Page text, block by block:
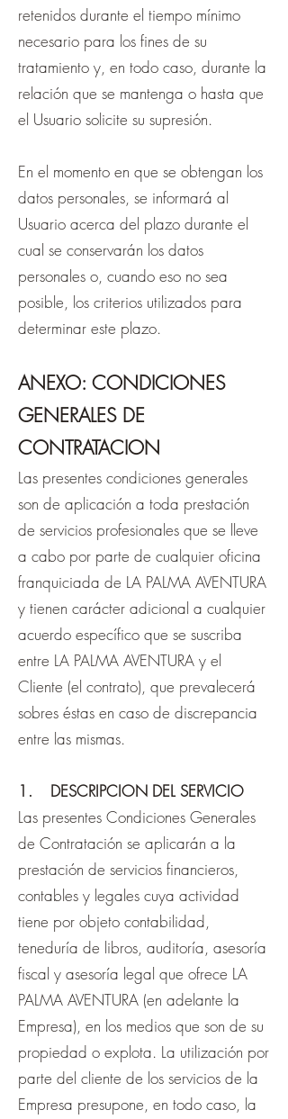
retenidos durante el tiempo mínimo
necesario para los fines de su
tratamiento y, en todo caso, durante la
relación que se mantenga o hasta que
el Usuario solicite su supresión.
En el momento en que se obtengan los
datos personales, se informará al
Usuario acerca del plazo durante el
cual se conservarán los datos
personales o, cuando eso no sea
posible, los criterios utilizados para
determinar este plazo.
ANEXO: CONDICIONES
GENERALES DE
CONTRATACION
Las presentes condiciones generales
son de aplicación a toda prestación
de servicios profesionales que se lleve
a cabo por parte de cualquier oficina
franquiciada de LA PALMA AVENTURA
y tienen carácter adicional a cualquier
acuerdo específico que se suscriba
entre LA PALMA AVENTURA y el
Cliente (el contrato), que prevalecerá
sobres éstas en caso de discrepancia
entre las mismas.
1. DESCRIPCION DEL SERVICIO
Las presentes Condiciones Generales
de Contratación se aplicarán a la
prestación de servicios financieros,
contables y legales cuya actividad
tiene por objeto contabilidad,
teneduría de libros, auditoría, asesoría
fiscal y asesoría legal que ofrece LA
PALMA AVENTURA (en adelante la
Empresa), en los medios que son de su
propiedad o explota. La utilización por
parte del cliente de los servicios de la
Empresa presupone, en todo caso, la